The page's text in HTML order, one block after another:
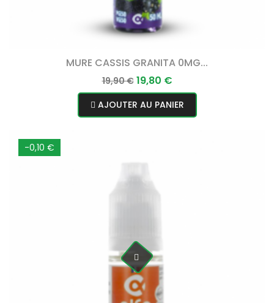
MURE CASSIS GRANITA 0MG...
Prix
normal
19,90 € Prix
19,80 €
AJOUTER AU PANIER
-0,10 €